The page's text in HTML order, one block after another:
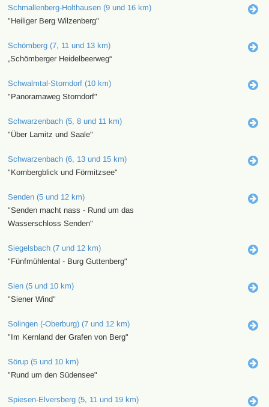
Schmallenberg-Holthausen (9 und 16 km)
"Heiliger Berg Wilzenberg"
Schömberg (7, 11 und 13 km)
„Schömberger Heidelbeerweg“
Schwalmtal-Storndorf (10 km)
"Panoramaweg Storndorf"
Schwarzenbach (5, 8 und 11 km)
"Über Lamitz und Saale"
Schwarzenbach (6, 13 und 15 km)
"Kornbergblick und Förmitzsee"
Senden (5 und 12 km)
"Senden macht nass - Rund um das
Wasserschloss Senden"
Siegelsbach (7 und 12 km)
"Fünfmühlental - Burg Guttenberg"
Sien (5 und 10 km)
"Siener Wind"
Solingen (-Oberburg) (7 und 12 km)
"Im Kernland der Grafen von Berg"
Sörup (5 und 10 km)
"Rund um den Südensee"
Spiesen-Elversberg (5, 11 und 19 km)